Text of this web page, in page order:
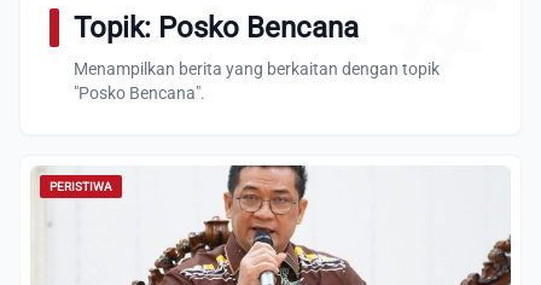
Topik: Posko Bencana
Menampilkan berita yang berkaitan dengan topik
"Posko Bencana".
PERISTIWA